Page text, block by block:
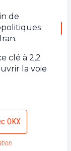
de
clé à 2,2
la voie
OKX